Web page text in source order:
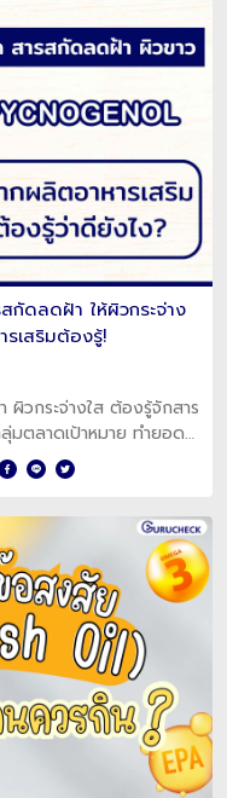
สกัดลดฝ้า ให้ผิวกระจ่าง
เสริมต้องรู้!
ผิวกระจ่างใส ต้องรู้จักสาร
มตลาดเป้าหมาย ทำยอด